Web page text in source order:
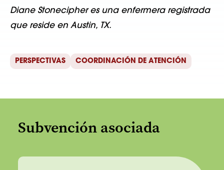
Diane Stonecipher es una enfermera registrada
que reside en Austin, TX.
PERSPECTIVAS COORDINACIÓN DE ATENCIÓN
Subvención asociada